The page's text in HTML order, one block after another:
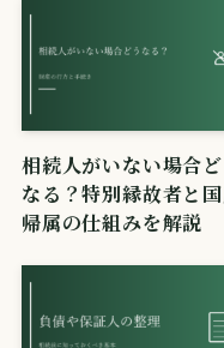
相続人がいない場合ど
なる？特別縁故者と
帰属の仕組みを解説